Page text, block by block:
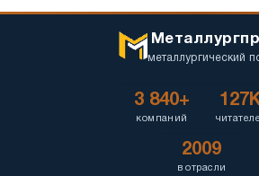
металлургический
3 840+
компаний
2009
в отрасли